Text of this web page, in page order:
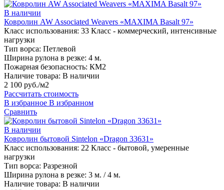
В наличии
Ковролин AW Associated Weavers «MAXIMA Basalt 97»
Класс использования: 33 Класс - коммерческий, интенсивные
нагрузки
Тип ворса: Петлевой
Ширина рулона в резке: 4 м.
Пожарная безопасность: КМ2
Наличие товара: В наличии
2 100 руб./м2
Рассчитать стоимость
В избранное В избранном
Сравнить
В наличии
Ковролин бытовой Sintelon «Dragon 33631»
Класс использования: 22 Класс - бытовой, умеренные
нагрузки
Тип ворса: Разрезной
Ширина рулона в резке: 3 м. / 4 м.
Наличие товара: В наличии